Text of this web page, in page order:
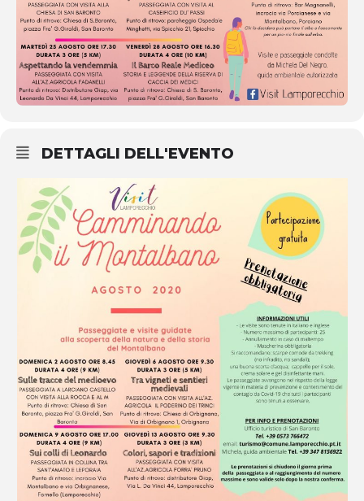
DETTAGLI DELL'EVENTO